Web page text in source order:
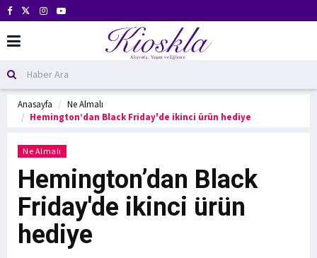
Anasayfa
Ne Almalı
Hemington’dan Black Friday'de ikinci ürün hediye
Ne Almalı
Hemington’dan Black
Friday'de ikinci ürün
hediye